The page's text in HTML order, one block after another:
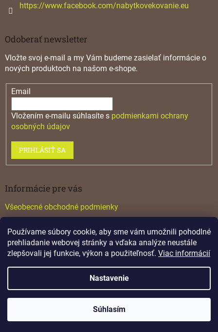
Používame súbory cookie, aby sme vám umožnili pohodlné
prehliadanie webovej stránky a vďaka analýze neustále
zlepšovali jej funkcie, výkon a použiteľnosť. Viac informácií
Nastavenie
Súhlasím
https://www.facebook.com/nabytkovekovanie.eu
Odoberať newsletter
Vložte svoj e-mail a my Vám budeme zasielať informácie o
nových produktoch na našom e-shope.
Email
Vložením e-mailu súhlasíte s podmienkami ochrany
osobných údajov
PRIHLÁSIŤ SA
Informácie pre vás
Všeobecné obchodné podmienky
Katalógy
Vytvoril Shoptet
Lamino. Všetky práva vyhradené.